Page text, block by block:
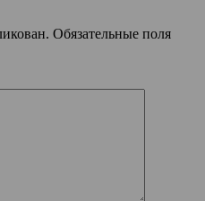
Обязательные поля